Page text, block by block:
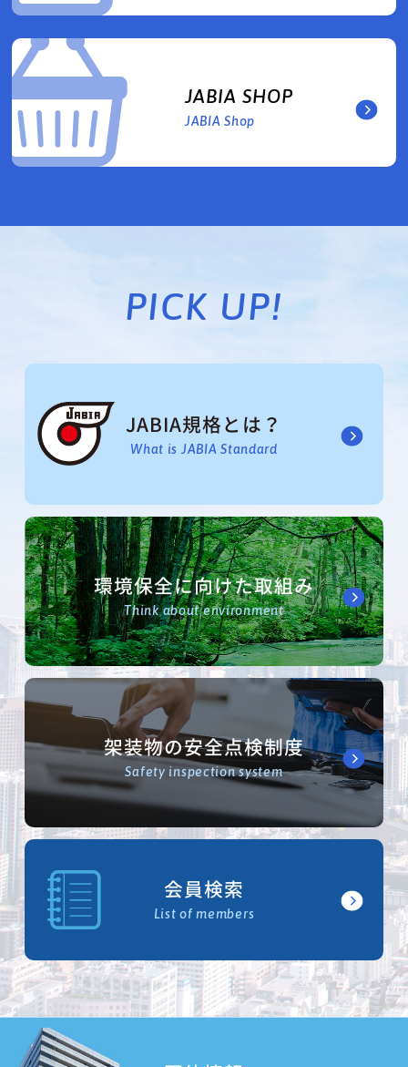
JABIA SHOP
JABIA Shop
PICK UP!
JABIA規格とは？
What is JABIA Standard
環境保全に向けた取組み
Think about environment
架装物の安全点検制度
Safety inspection system
会員検索
List of members